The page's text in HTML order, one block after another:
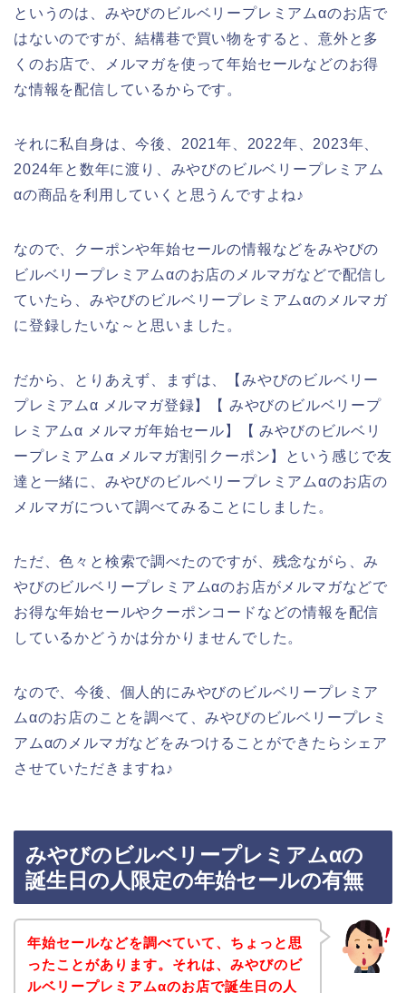
というのは、みやびのビルベリープレミアムαのお店で
はないのですが、結構巷で買い物をすると、意外と多
くのお店で、メルマガを使って年始セールなどのお得
な情報を配信しているからです。
それに私自身は、今後、2021年、2022年、2023年、
2024年と数年に渡り、みやびのビルベリープレミアム
αの商品を利用していくと思うんですよね♪
なので、クーポンや年始セールの情報などをみやびの
ビルベリープレミアムαのお店のメルマガなどで配信し
ていたら、みやびのビルベリープレミアムαのメルマガ
に登録したいな～と思いました。
だから、とりあえず、まずは、【みやびのビルベリー
プレミアムα メルマガ登録】【 みやびのビルベリープ
レミアムα メルマガ年始セール】【 みやびのビルベリ
ープレミアムα メルマガ割引クーポン】という感じで友
達と一緒に、みやびのビルベリープレミアムαのお店の
メルマガについて調べてみることにしました。
ただ、色々と検索で調べたのですが、残念ながら、み
やびのビルベリープレミアムαのお店がメルマガなどで
お得な年始セールやクーポンコードなどの情報を配信
しているかどうかは分かりませんでした。
なので、今後、個人的にみやびのビルベリープレミア
ムαのお店のことを調べて、みやびのビルベリープレミ
アムαのメルマガなどをみつけることができたらシェア
させていただきますね♪
みやびのビルベリープレミアムαの
誕生日の人限定の年始セールの有無
年始セールなどを調べていて、ちょっと思
ったことがあります。それは、みやびのビ
ルベリープレミアムαのお店で誕生日の人